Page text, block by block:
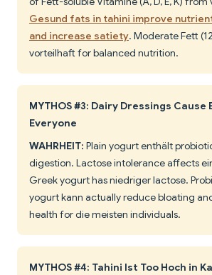
Gesund fats in tahini improve
and increase satiety. Moderate Fett
vorteilhaft for balanced nutrition.
MYTHOS #3: Dairy Dressings
Everyone
WAHRHEIT: Plain yogurt enthält
digestion. Lactose intolerance affects
Greek yogurt has niedriger lactose.
yogurt kann actually reduce bloating
health for die meisten individuals.
MYTHOS #4: Tahini Ist Too Hoch in